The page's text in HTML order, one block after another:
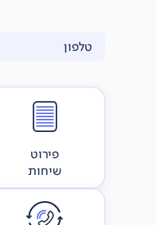
טלפון
פירוט
שיחות